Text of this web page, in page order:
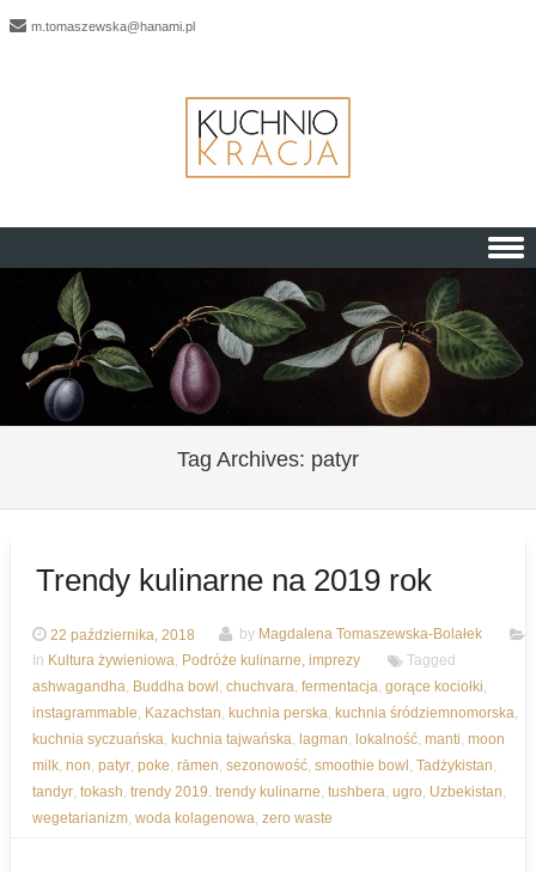
m.tomaszewska@hanami.pl
Skip to content
Tag Archives: patyr
Trendy kulinarne na 2019 rok
22 października, 2018 by Magdalena Tomaszewska-Bolałek
In Kultura żywieniowa, Podróże kulinarne, imprezy
Tagged
ashwagandha, Buddha bowl , chuchvara, fermentacja, gorące kociołki,
instagrammable, Kazachstan, kuchnia perska, kuchnia śródziemnomorska,
kuchnia syczuańska, kuchnia tajwańska, lagman, lokalność, manti, moon
milk, non, patyr, poke, rāmen, sezonowość, smoothie bowl , Tadżykistan,
tandyr, tokash, trendy 2019. trendy kulinarne, tushbera, ugro, Uzbekistan,
wegetarianizm, woda kolagenowa, zero waste